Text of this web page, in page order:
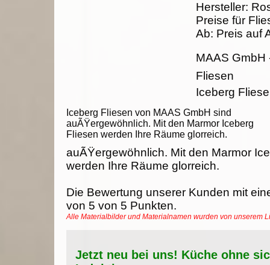
Iceberg Fliesen von MAAS GmbH sind
auÃŸergewöhnlich. Mit den Marmor Iceberg
Fliesen werden Ihre Räume glorreich.
Hersteller:
Preise für
Ab: Preis auf
MAAS GmbH
Fliesen
Iceberg
auÃŸergewöhnlich. Mit den Marmor
werden Ihre Räume glorreich.
Die Bewertung unserer Kunden mit
von 5 von 5 Punkten.
Alle Materialbilder und Materialnamen wurden von unserem
Jetzt neu bei uns! Küche ohne